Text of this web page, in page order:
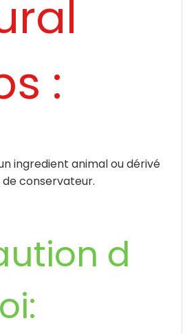
:
ingredient animal ou dérivé
conservateur.
d